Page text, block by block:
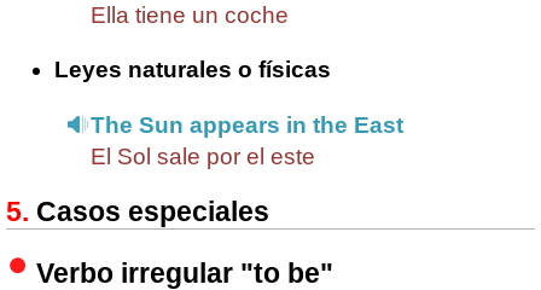
Ella tiene un coche
Leyes naturales o físicas
The Sun appears in the East
El Sol sale por el este
Casos especiales
Verbo irregular "to be"